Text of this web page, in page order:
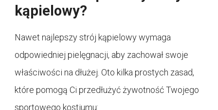
kąpielowy?
Nawet najlepszy strój kąpielowy wymaga
odpowiedniej pielęgnacji, aby zachował swoje
właściwości na dłużej. Oto kilka prostych zasad,
które pomogą Ci przedłużyć żywotność Twojego
sportowego kostiumu: